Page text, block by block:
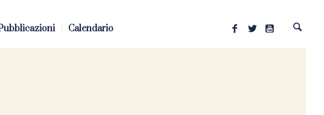
Calendario